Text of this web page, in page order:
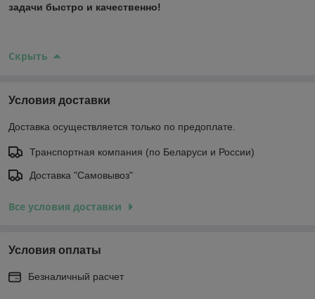
задачи быстро и качественно!
Скрыть
Условия доставки
Доставка осуществляется только по предоплате.
Транспортная компания (по Беларуси и России)
Доставка "Самовывоз"
Все условия доставки
Условия оплаты
Безналичный расчет